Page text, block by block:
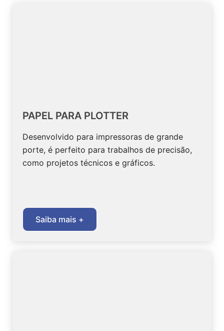
PAPEL PARA PLOTTER
Desenvolvido para impressoras de grande
porte, é perfeito para trabalhos de precisão,
como projetos técnicos e gráficos.
Saiba mais +